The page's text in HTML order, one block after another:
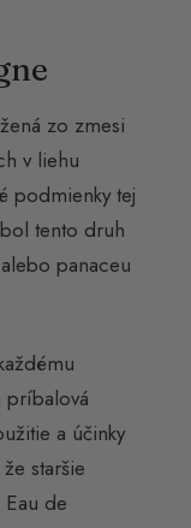
zo zmesi
v liehu
podmienky tej
tento druh
panaceu
príbalová
a účinky
staršie
de